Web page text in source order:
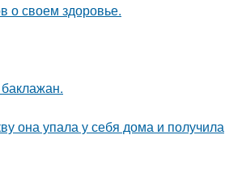
о своем здоровье.
она упала у себя дома и получила